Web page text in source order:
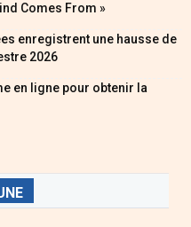
Comes From »
enregistrent une hausse de
2026
en ligne pour obtenir la